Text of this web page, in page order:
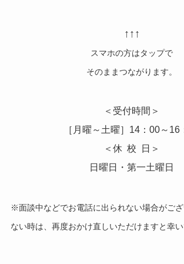
↑↑↑
スマホの方はタップで
そのままつながります。
＜受付時間＞
［月曜～土曜］14：00～16
＜休 校 日＞
日曜日・第一土曜日
※面談中などでお電話に出られない場合がご
ない時は、再度おかけ直しいただけますと幸い